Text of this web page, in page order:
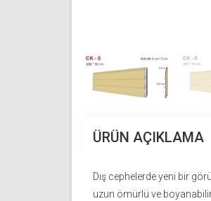
ÜRÜN AÇIKLAMA
Dış cephelerde yeni bir
uzun ömürlü ve